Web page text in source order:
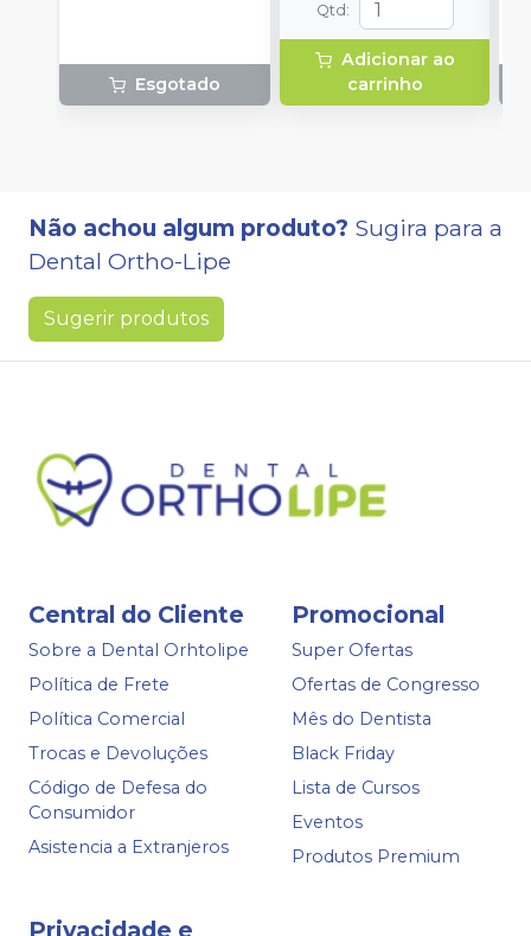
Esgotado
Qtd :
Adicionar ao
carrinho
Não achou algum produto? Sugira para a
Dental Ortho-Lipe
Sugerir produtos
Central do Cliente
Sobre a Dental Orhtolipe
Política de Frete
Política Comercial
Trocas e Devoluções
Código de Defesa do
Consumidor
Asistencia a Extranjeros
Promocional
Super Ofertas
Ofertas de Congresso
Mês do Dentista
Black Friday
Lista de Cursos
Eventos
Produtos Premium
Privacidade e